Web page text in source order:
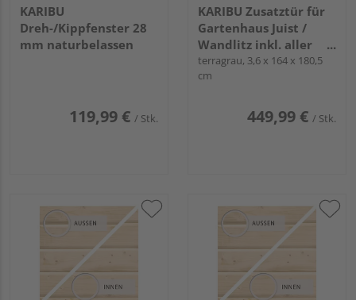
KARIBU
Dreh-/Kippfenster 28
mm naturbelassen
119,99 € / Stk.
KARIBU Zusatztür für
Gartenhaus Juist /
Wandlitz inkl. aller
Beschläge
terragrau, 3,6 x 164 x 180,5
cm
449,99 € / Stk.